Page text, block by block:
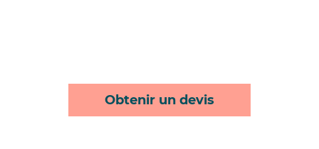
Obtenir un devis